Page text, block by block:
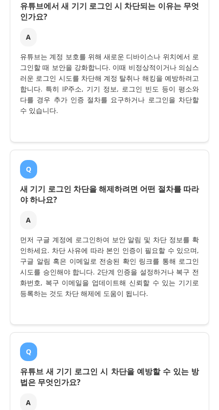
유튜브에서 새 기기 로그인 시 차단되는 이유는 무엇
인가요?
A
유튜브는 계정 보호를 위해 새로운 디바이스나 위치에서 로
그인할 때 보안을 강화합니다. 이때 비정상적이거나 의심스
러운 로그인 시도를 차단해 계정 탈취나 해킹을 예방하려고
합니다. 특히 IP주소, 기기 정보, 로그인 빈도 등이 평소와
다를 경우 추가 인증 절차를 요구하거나 로그인을 차단할
수 있습니다.
Q
새 기기 로그인 차단을 해제하려면 어떤 절차를 따라
야 하나요?
A
먼저 구글 계정에 로그인하여 보안 알림 및 차단 정보를 확
인하세요. 차단 사유에 따라 본인 인증이 필요할 수 있으며,
구글 알림 혹은 이메일로 전송된 확인 링크를 통해 로그인
시도를 승인해야 합니다. 2단계 인증을 설정하거나 복구 전
화번호, 복구 이메일을 업데이트해 신뢰할 수 있는 기기로
등록하는 것도 차단 해제에 도움이 됩니다.
Q
유튜브 새 기기 로그인 시 차단을 예방할 수 있는 방
법은 무엇인가요?
A